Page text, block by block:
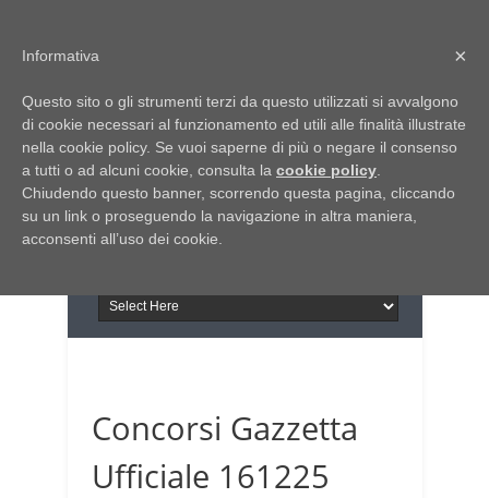
Italia Notizie
Giornale di Basilicata
Giornale di Puglia
INFORMAPUGLIA
Il portale n.1 del lavoro
in Puglia
Concorsi Gazzetta
Ufficiale 161225
×
Informativa
Questo sito o gli strumenti terzi da questo utilizzati si avvalgono
di cookie necessari al funzionamento ed utili alle finalità illustrate
nella cookie policy. Se vuoi saperne di più o negare il consenso
a tutti o ad alcuni cookie, consulta la cookie policy
Chiudendo questo banner, scorrendo questa pagina, cliccando
su un link o proseguendo la navigazione in altra maniera,
acconsenti all’uso dei cookie.